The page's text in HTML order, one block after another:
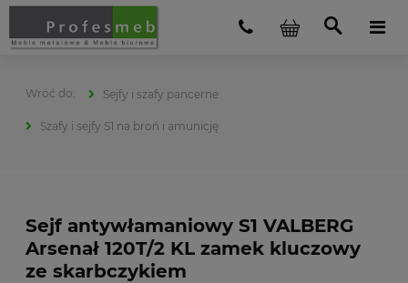
Sejfy i szafy pancerne
Szafy i sejfy S1 na broń i amunicję
Sejf antywłamaniowy S1 VALBERG
Arsenał 120T/2 KL zamek kluczowy
ze skarbczykiem